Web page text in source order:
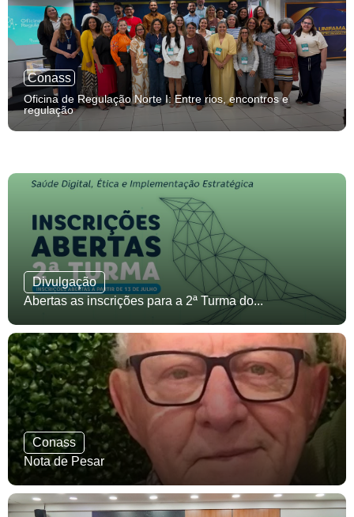
Conass
Oficina de Regulação Norte I: Entre rios, encontros e
regulação
Divulgação
Abertas as inscrições para a 2ª Turma do...
Conass
Nota de Pesar